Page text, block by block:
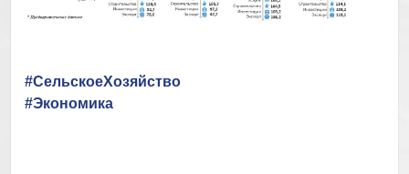
#СельскоеХозяйство
#Экономика